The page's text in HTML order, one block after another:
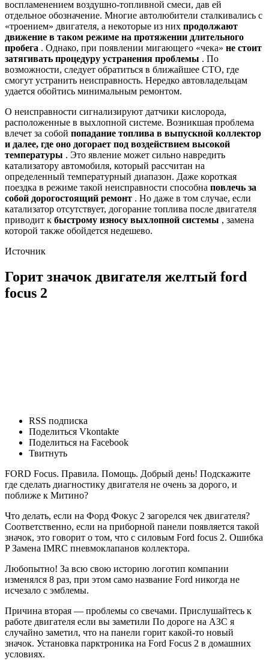
воспламенением воздушно-топливной смеси, дав ей
отдельное обозначение. Многие автолюбители сталкивались с
«троением» двигателя, а некоторые из них продолжают
движение в таком режиме на протяжении длительного
пробега . Однако, при появлении мигающего «чека» не стоит
затягивать процедуру устранения проблемы . По
возможности, следует обратиться в ближайшее СТО, где
смогут устранить неисправность. Нередко автовладельцам
удается обойтись минимальным ремонтом.
О неисправности сигнализируют датчики кислорода,
расположенные в выхлопной системе. Возникшая проблема
влечет за собой попадание топлива в выпускной коллектор
и далее, где оно догорает под воздействием высокой
температуры . Это явление может сильно навредить
катализатору автомобиля, который рассчитан на
определенный температурный диапазон. Даже короткая
поездка в режиме такой неисправности способна повлечь за
собой дорогостоящий ремонт . Но даже в том случае, если
катализатор отсутствует, догорание топлива после двигателя
приводит к быстрому износу выхлопной системы , замена
которой также обойдется недешево.
Источник
Горит значок двигателя желтый ford
focus 2
RSS подписка
Поделиться Vkontakte
Поделиться на Facebook
Твитнуть
FORD Focus. Правила. Помощь. Добрый день! Подскажите
где сделать диагностику двигателя не очень за дорого, и
поближе к Митино?
Что делать, если на Форд Фокус 2 загорелся чек двигателя?
Соответственно, если на приборной панели появляется такой
значок, это говорит о том, что с силовым Ford focus 2. Ошибка
P Замена IMRC пневмоклапанов коллектора.
Любопытно! За всю свою историю логотип компании
изменялся 8 раз, при этом само название Ford никогда не
исчезало с эмблемы.
Причина вторая — проблемы со свечами. Прислушайтесь к
работе двигателя если вы заметили По дороге на АЗС я
случайно заметил, что на панели горит какой-то новый
значок. Установка парктроника на Ford Focus 2 в домашних
условиях.